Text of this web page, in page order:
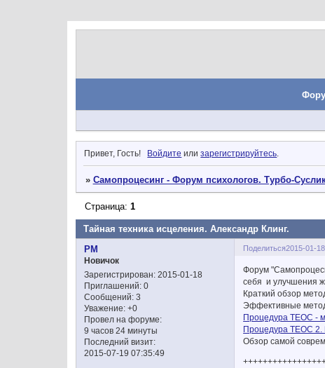
Привет, Гость! Войдите илизарегистрируйтесь
» Самопроцесинг - Форум психологов. Турбо-
Тайная техника исцеления. Александр Клинг.
Страница: 1
Поделиться2015-01-
РМ
Новичок
Зарегистрирован: 2015-01-18
Приглашений: 0
Сообщений: 3
Уважение: +0
Провел на форуме:
9 часов 24 минуты
Последний визит:
2015-07-19 07:35:49
Форум
себя и улучшения
Краткий обзор
Эффективные
Процедура ТЕОС -
Процедура ТЕОС 2.
Обзор самой